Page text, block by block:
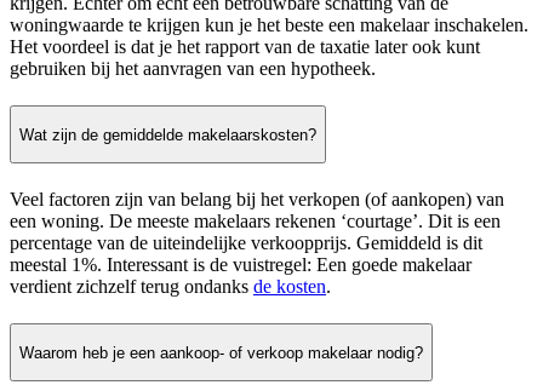
woningwaarde te krijgen kun je het beste een makelaar inschakelen.
Het voordeel is dat je het rapport van de taxatie later ook kunt
gebruiken bij het aanvragen van een hypotheek.
Wat zijn de gemiddelde makelaarskosten?
Veel factoren zijn van belang bij het verkopen (of aankopen) van
een woning. De meeste makelaars rekenen ‘courtage’. Dit is een
percentage van de uiteindelijke verkoopprijs. Gemiddeld is dit
meestal 1%. Interessant is de vuistregel: Een goede makelaar
verdient zichzelf terug ondanks de kosten.
Waarom heb je een aankoop- of verkoop makelaar nodig?